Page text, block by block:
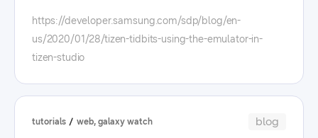
할 수 있으면 좋겠다"는 바람을 전했습니다.
samsung software developer conference 2022:
replay 삼성 소프트웨어 개발자 콘퍼런스
concepts of tizen app development. the series
has focused around web app development for
samsung galaxy watches, but upcoming videos
will cover more topics for the tizen .net
framework.
https://developer.samsung.com/sdp/blog/en-
us/2020/01/28/tizen-tidbits-using-the-emulator-in-
tizen-studio
tutorials web, galaxy watch blog